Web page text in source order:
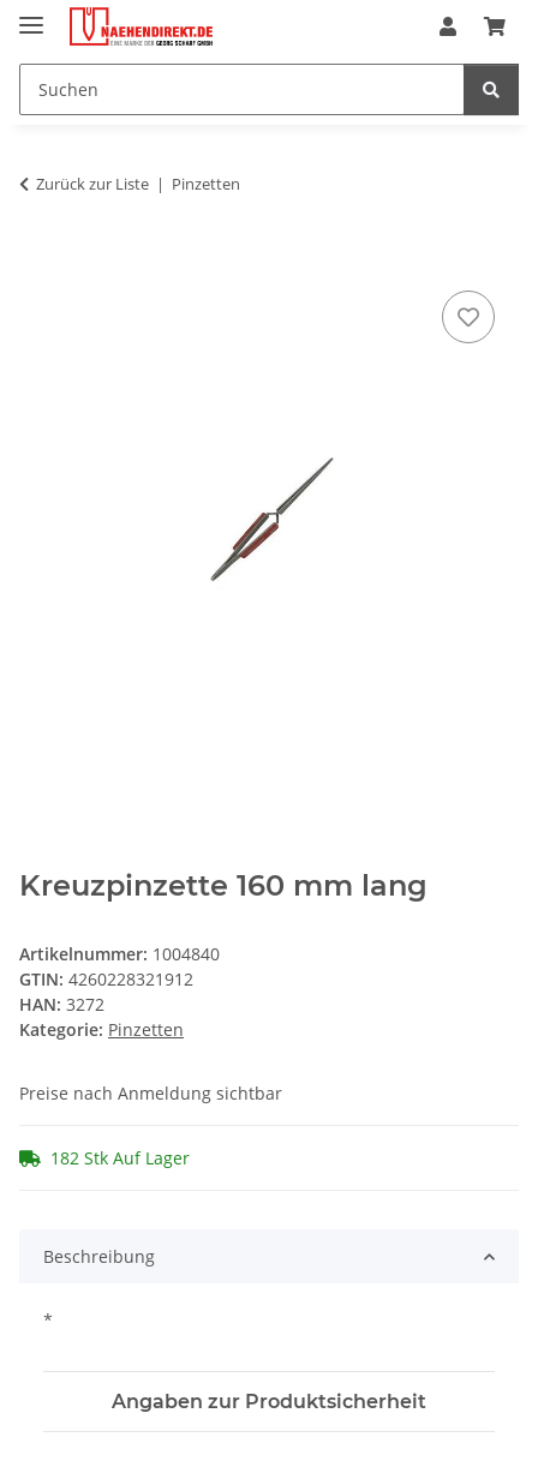
Zurück zur Liste Pinzetten
Kreuzpinzette 160 mm lang
Artikelnummer: 1004840
GTIN: 4260228321912
HAN: 3272
Kategorie: Pinzetten
Preise nach Anmeldung sichtbar
182 Stk Auf Lager
Beschreibung
*
Angaben zur Produktsicherheit